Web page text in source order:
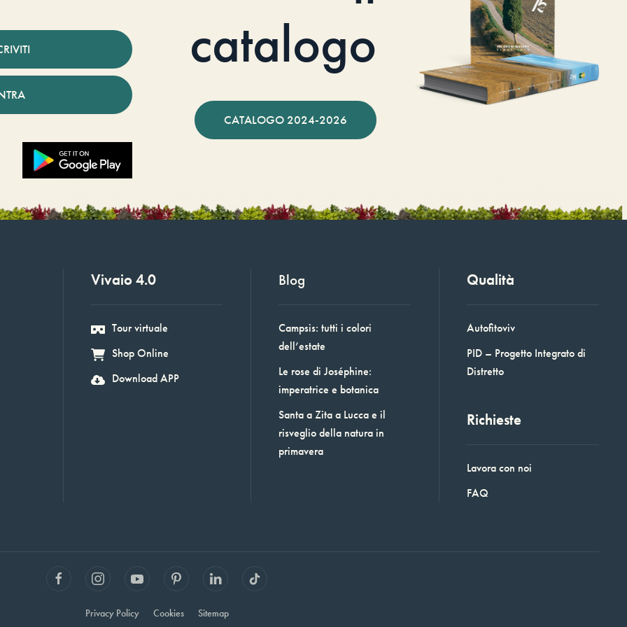
catalogo
CATALOGO 2024-2026
Vivaio 4.0
Tour virtuale
Shop Online
Download APP
Blog
Campsis: tutti i colori
dell’estate
Le rose di Joséphine:
imperatrice e botanica
Santa a Zita a Lucca e il
risveglio della natura in
primavera
Qualità
Autofitoviv
PID – Progetto Integrato di
Distretto
Richieste
Lavora con noi
FAQ
Privacy Policy Cookies Sitemap